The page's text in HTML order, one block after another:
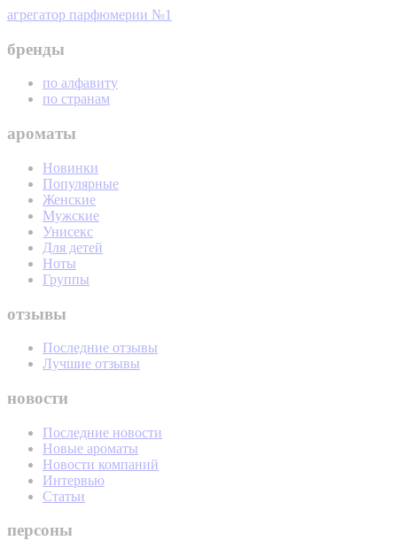
агрегатор парфюмерии №1
бренды
по алфавиту
по странам
ароматы
Новинки
Популярные
Женские
Мужские
Унисекс
Для детей
Ноты
Группы
отзывы
Последние отзывы
Лучшие отзывы
новости
Последние новости
Новые ароматы
Новости компаний
Интервью
Статьи
персоны